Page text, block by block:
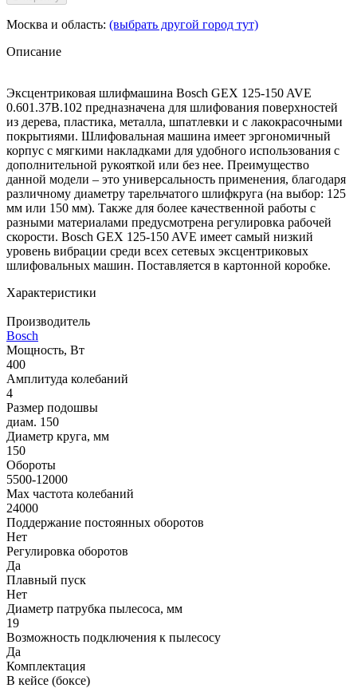
Москва и область: (выбрать другой город тут)
Описание
Эксцентриковая шлифмашина Bosch GEX 125-150 AVE
0.601.37B.102 предназначена для шлифования поверхностей
из дерева, пластика, металла, шпатлевки и с лакокрасочными
покрытиями. Шлифовальная машина имеет эргономичный
корпус с мягкими накладками для удобного использования с
дополнительной рукояткой или без нее. Преимущество
данной модели – это универсальность применения, благодаря
различному диаметру тарельчатого шлифкруга (на выбор: 125
мм или 150 мм). Также для более качественной работы с
разными материалами предусмотрена регулировка рабочей
скорости. Bosch GEX 125-150 AVE имеет самый низкий
уровень вибрации среди всех сетевых эксцентриковых
шлифовальных машин. Поставляется в картонной коробке.
Характеристики
Производитель
Bosch
Мощность, Вт
400
Амплитуда колебаний
4
Размер подошвы
диам. 150
Диаметр круга, мм
150
Обороты
5500-12000
Max частота колебаний
24000
Поддержание постоянных оборотов
Нет
Регулировка оборотов
Да
Плавный пуск
Нет
Диаметр патрубка пылесоса, мм
19
Возможность подключения к пылесосу
Да
Комплектация
В кейсе (боксе)